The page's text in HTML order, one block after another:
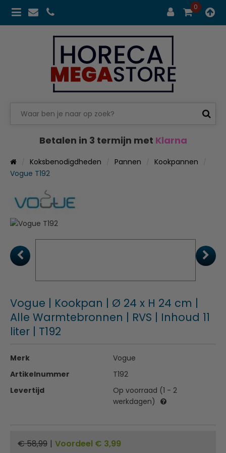
0
Betalen in 3 termijn met Klarna
Koksbenodigdheden Pannen
Kookpannen
Vogue T192
Vogue | Kookpan | Ø 24 x H 24 cm |
Alle Warmtebronnen | RVS | Inhoud 11
liter | T192
Merk
Vogue
Artikelnummer
T192
Levertijd
Op voorraad (1 - 2
werkdagen)
€ 58,99 | Voordeel € 3,99